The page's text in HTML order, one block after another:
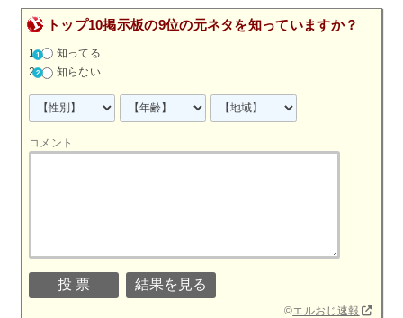
トップ10掲示板の9位の元ネタを知っていますか？
知ってる
知らない
コメント
©エルおじ速報